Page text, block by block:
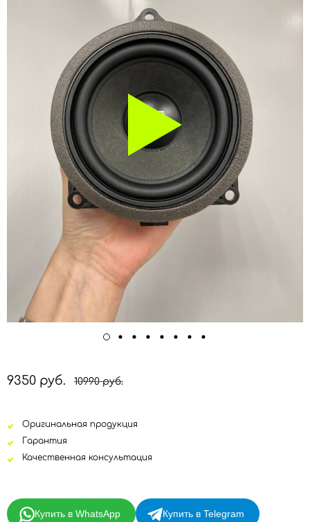
9350 руб. 10990 руб.
Оригинальная продукция
Гарантия
Качественная консультация
Купить в WhatsApp Купить в Telegram